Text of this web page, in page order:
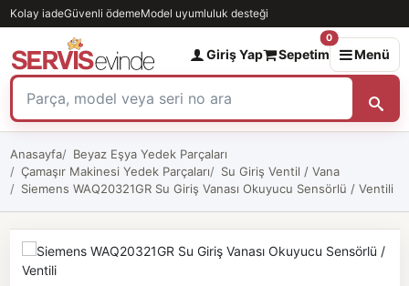
Kolay iadeGüvenli ödemeModel uyumluluk desteği
Giriş Yap Sepetim
0
Menü
Anasayfa
Beyaz Eşya Yedek Parçaları
Çamaşır Makinesi Yedek Parçaları
Su Giriş Ventil / Vana
Siemens WAQ20321GR Su Giriş Vanası Okuyucu Sensörlü / Ventili